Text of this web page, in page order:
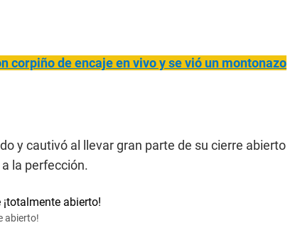
corpiño de encaje en vivo y se vió un montonazo
y cautivó al llevar gran parte de su cierre abierto
la perfección.
abierto!